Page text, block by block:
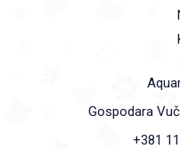
Gospodara
+381